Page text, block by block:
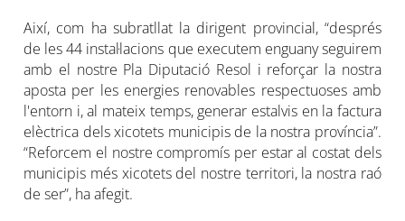
Així, com ha subratllat la dirigent provincial, “després
de les 44 instal·lacions que executem enguany seguirem
amb el nostre Pla Diputació Resol i reforçar la nostra
aposta per les energies renovables respectuoses amb
l'entorn i, al mateix temps, generar estalvis en la factura
elèctrica dels xicotets municipis de la nostra província”.
“Reforcem el nostre compromís per estar al costat dels
municipis més xicotets del nostre territori, la nostra raó
de ser”, ha afegit.